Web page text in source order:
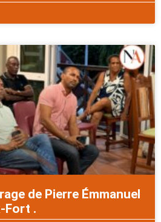
de Pierre Émmanuel
Fort .